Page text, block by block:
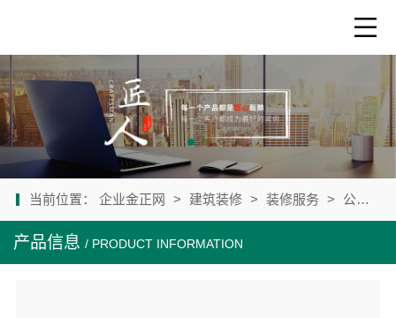
当前位置： 企业金正网 > 建筑装修 > 装修服务 > 公司产品
产品信息 / PRODUCT INFORMATION